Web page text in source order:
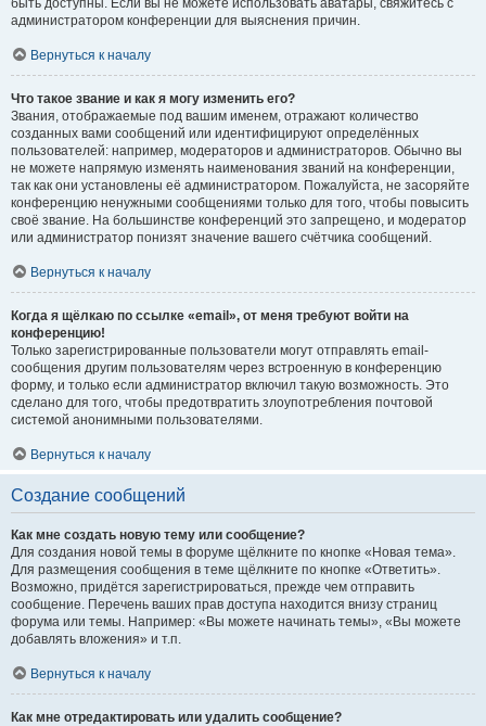
быть доступны. Если вы не можете использовать аватары, свяжитесь с
администратором конференции для выяснения причин.
Вернуться к началу
Что такое звание и как я могу изменить его?
Звания, отображаемые под вашим именем, отражают количество
созданных вами сообщений или идентифицируют определённых
пользователей: например, модераторов и администраторов. Обычно вы
не можете напрямую изменять наименования званий на конференции,
так как они установлены её администратором. Пожалуйста, не засоряйте
конференцию ненужными сообщениями только для того, чтобы повысить
своё звание. На большинстве конференций это запрещено, и модератор
или администратор понизят значение вашего счётчика сообщений.
Вернуться к началу
Когда я щёлкаю по ссылке «email», от меня требуют войти на
конференцию!
Только зарегистрированные пользователи могут отправлять email-
сообщения другим пользователям через встроенную в конференцию
форму, и только если администратор включил такую возможность. Это
сделано для того, чтобы предотвратить злоупотребления почтовой
системой анонимными пользователями.
Вернуться к началу
Создание сообщений
Как мне создать новую тему или сообщение?
Для создания новой темы в форуме щёлкните по кнопке «Новая тема».
Для размещения сообщения в теме щёлкните по кнопке «Ответить».
Возможно, придётся зарегистрироваться, прежде чем отправить
сообщение. Перечень ваших прав доступа находится внизу страниц
форума или темы. Например: «Вы можете начинать темы», «Вы можете
добавлять вложения» и т.п.
Вернуться к началу
Как мне отредактировать или удалить сообщение?